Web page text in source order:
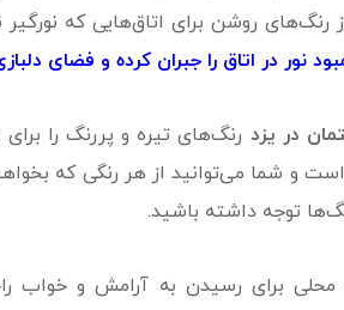
رنگ‌های روشن برای اتاق‌هایی که نورگیر
نور در اتاق را جبران کرده و فضای
در یزد رنگ‌های تیره و پررنگ را
و شما می‌توانید از هر رنگی که
توجه داشته باشید.
محلی برای رسیدن به آرامش و خواب